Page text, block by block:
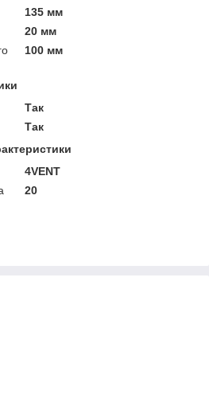
135 мм
20 мм
100 мм
Так
Так
4VENT
20